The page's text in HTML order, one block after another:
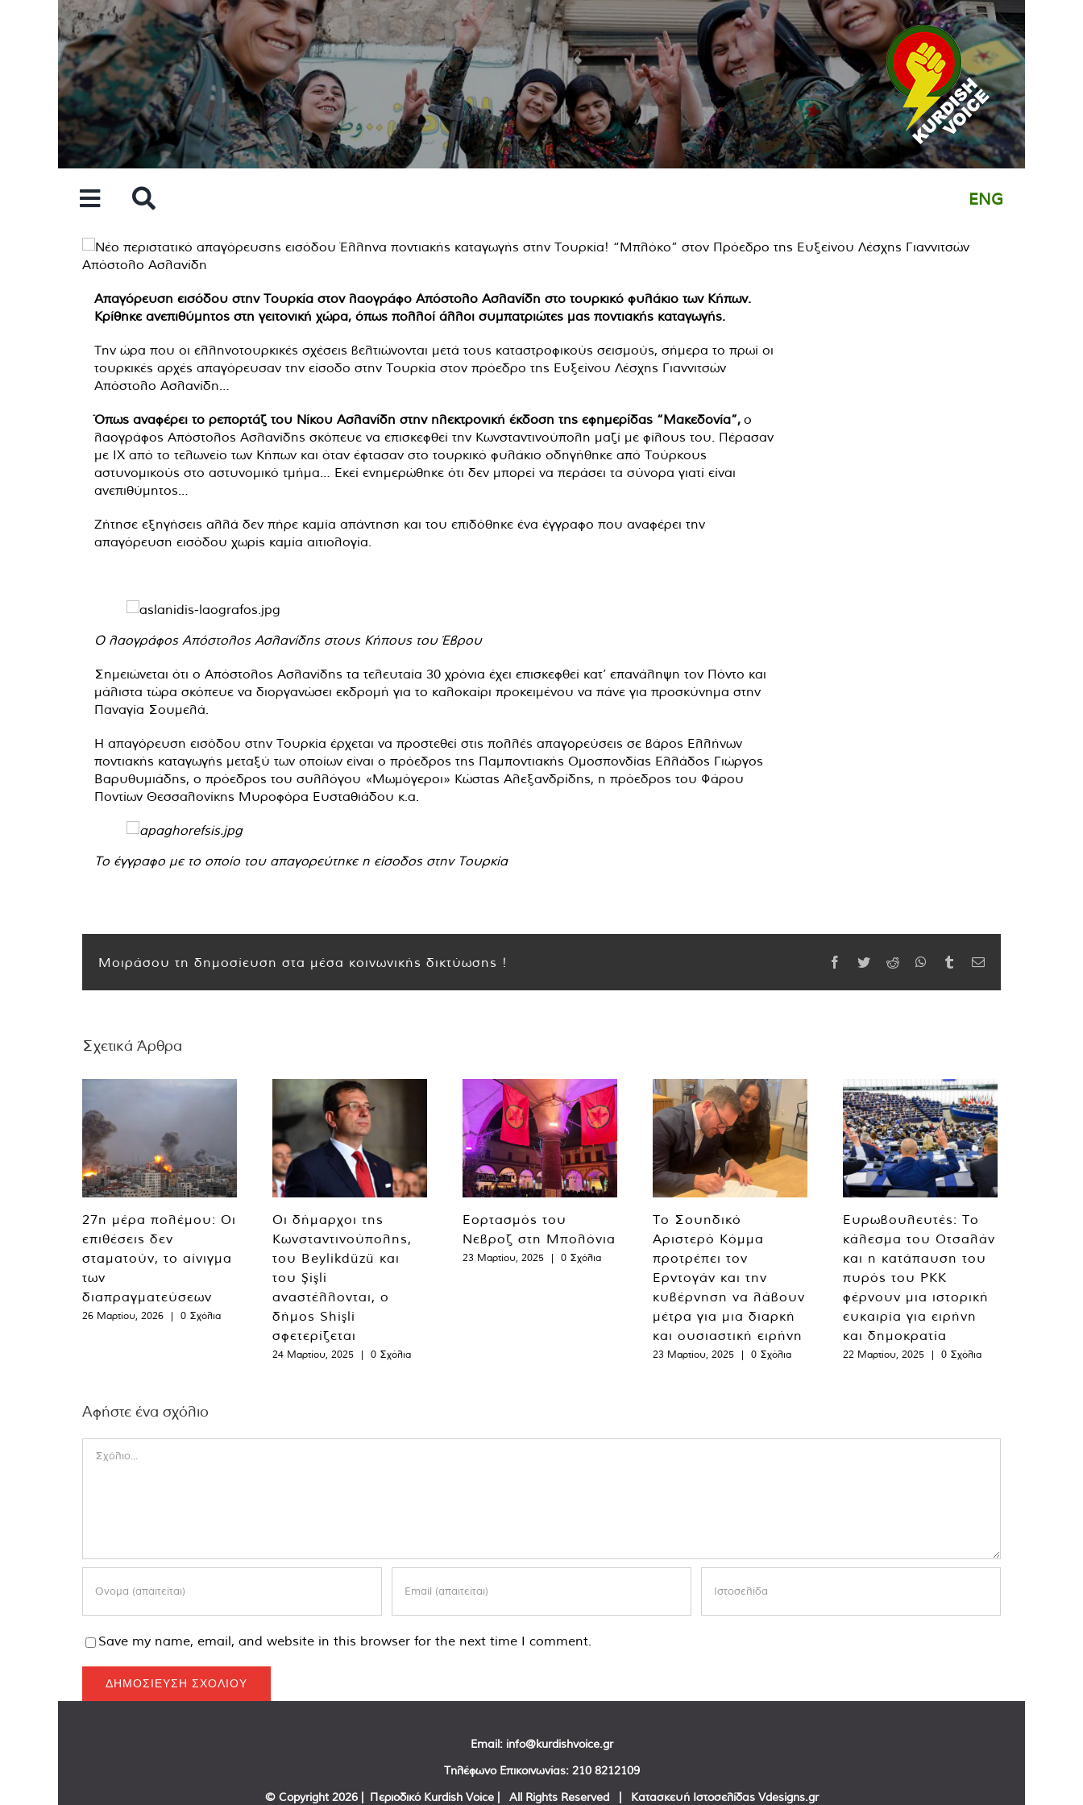
ENG
Απαγόρευση εισόδου στην Τουρκία στον λαογράφο Απόστολο Ασλανίδη στο τουρκικό φυλάκιο των Κήπων.
Κρίθηκε ανεπιθύμητος στη γειτονική χώρα, όπως πολλοί άλλοι συμπατριώτες μας ποντιακής καταγωγής.
Την ώρα που οι ελληνοτουρκικές σχέσεις βελτιώνονται μετά τους καταστροφικούς σεισμούς, σήμερα το πρωί οι
τουρκικές αρχές απαγόρευσαν την είσοδο στην Τουρκία στον πρόεδρο της Ευξείνου Λέσχης Γιαννιτσών
Απόστολο Ασλανίδη…
Όπως αναφέρει το ρεπορτάζ του Νίκου Ασλανίδη στην ηλεκτρονική έκδοση της εφημερίδας “Μακεδονία”, ο
λαογράφος Απόστολος Ασλανίδης σκόπευε να επισκεφθεί την Κωνσταντινούπολη μαζί με φίλους του. Πέρασαν
με ΙΧ από το τελωνείο των Κήπων και όταν έφτασαν στο τουρκικό φυλάκιο οδηγήθηκε από Τούρκους
αστυνομικούς στο αστυνομικό τμήμα… Εκεί ενημερώθηκε ότι δεν μπορεί να περάσει τα σύνορα γιατί είναι
ανεπιθύμητος…
Ζήτησε εξηγήσεις αλλά δεν πήρε καμία απάντηση και του επιδόθηκε ένα έγγραφο που αναφέρει την
απαγόρευση εισόδου χωρίς καμία αιτιολογία.
Ο λαογράφος Απόστολος Ασλανίδης στους Κήπους του Έβρου
Σημειώνεται ότι ο Απόστολος Ασλανίδης τα τελευταία 30 χρόνια έχει επισκεφθεί κατ’ επανάληψη τον Πόντο και
μάλιστα τώρα σκόπευε να διοργανώσει εκδρομή για το καλοκαίρι προκειμένου να πάνε για προσκύνημα στην
Παναγία Σουμελά.
Η απαγόρευση εισόδου στην Τουρκία έρχεται να προστεθεί στις πολλές απαγορεύσεις σε βάρος Ελλήνων
ποντιακής καταγωγής μεταξύ των οποίων είναι ο πρόεδρος της Παμποντιακής Ομοσπονδίας Ελλάδος Γιώργος
Βαρυθυμιάδης, ο πρόεδρος του συλλόγου «Μωμόγεροι» Κώστας Αλεξανδρίδης, η πρόεδρος του Φάρου
Ποντίων Θεσσαλονίκης Μυροφόρα Ευσταθιάδου κ.α.
Το έγγραφο με το οποίο του απαγορεύτηκε η είσοδος στην Τουρκία
Μοιράσου τη δημοσίευση στα μέσα κοινωνικής δικτύωσης ! Facebook
TwitterReddit WhatsApp
TumblrEmail
Σχετικά Άρθρα
27η μέρα πολέμου: Οι
επιθέσεις δεν
σταματούν, το αίνιγμα
των
διαπραγματεύσεων
26 Μαρτίου, 2026 | 0 Σχόλια
Οι δήμαρχοι της
Κωνσταντινούπολης,
του Beylikdüzü και
του Şişli
αναστέλλονται, ο
δήμος Shişli
σφετερίζεται
24 Μαρτίου, 2025 | 0 Σχόλια
Εορτασμός του
Νεβροζ στη Μπολόνια
23 Μαρτίου, 2025 | 0 Σχόλια
Το Σουηδικό
Αριστερό Κόμμα
προτρέπει τον
Ερντογάν και την
κυβέρνηση να λάβουν
μέτρα για μια διαρκή
και ουσιαστική ειρήνη
23 Μαρτίου, 2025 | 0 Σχόλια
Ευρωβουλευτές: Το
κάλεσμα του Οτσαλάν
και η κατάπαυση του
πυρός του PKK
φέρνουν μια ιστορική
ευκαιρία για ειρήνη
και δημοκρατία
22 Μαρτίου, 2025 | 0 Σχόλια
Αφήστε ένα σχόλιο
Save my name, email, and website in this browser for the next time I comment.
Email: info@kurdishvoice.gr
Τηλέφωνο Επικοινωνίας: 210 8212109
© Copyright 2026 | Περιοδικό Kurdish Voice | All Rights Reserved | Κατασκευή Ιστοσελίδας Vdesigns.gr